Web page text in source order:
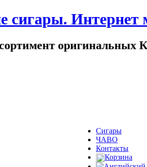
сигары. Интернет
оригинальных
Сигары
ЧАВО
Контакты
Корзина